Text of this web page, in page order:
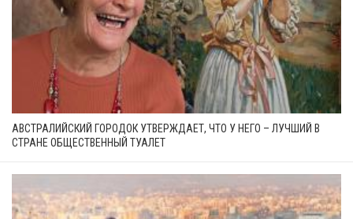
АВСТРАЛИЙСКИЙ ГОРОДОК УТВЕРЖДАЕТ, ЧТО У НЕГО – ЛУЧШИЙ В
СТРАНЕ ОБЩЕСТВЕННЫЙ ТУАЛЕТ